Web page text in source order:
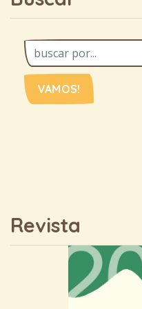
VAMOS!
Revista